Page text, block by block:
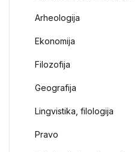
Arheologija
Ekonomija
Filozofija
Geografija
Lingvistika, filologija
Pravo